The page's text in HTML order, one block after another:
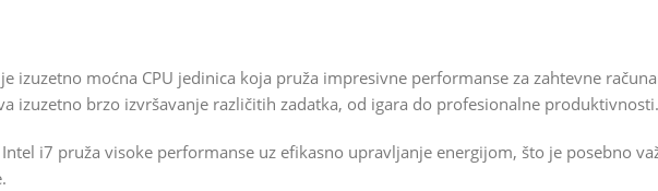
izuzetno moćna CPU jedinica koja pruža impresivne performanse za zahtevne
izuzetno brzo izvršavanje različitih zadatka, od igara do profesionalne produktivnosti.
i7 pruža visoke performanse uz efikasno upravljanje energijom, što je posebno